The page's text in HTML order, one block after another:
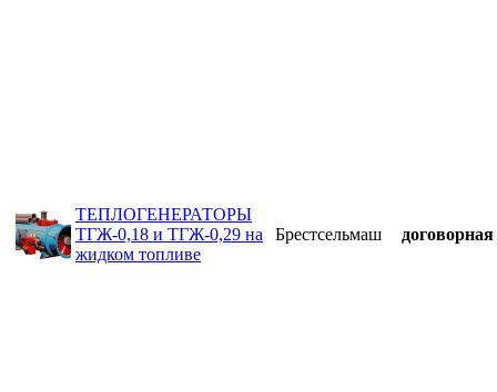
ТЕПЛОГЕНЕРАТОРЫ
ТГЖ-0,18 и ТГЖ-0,29 на
жидком топливе
Брестсельмаш договорная